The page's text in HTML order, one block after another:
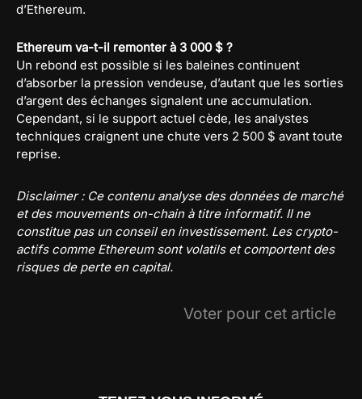
d’Ethereum.
Ethereum va-t-il remonter à 3 000 $ ?
Un rebond est possible si les baleines continuent
d’absorber la pression vendeuse, d’autant que les sorties
d’argent des échanges signalent une accumulation.
Cependant, si le support actuel cède, les analystes
techniques craignent une chute vers 2 500 $ avant toute
reprise.
Disclaimer : Ce contenu analyse des données de marché
et des mouvements on-chain à titre informatif. Il ne
constitue pas un conseil en investissement. Les crypto-
actifs comme Ethereum sont volatils et comportent des
risques de perte en capital.
Voter pour cet article